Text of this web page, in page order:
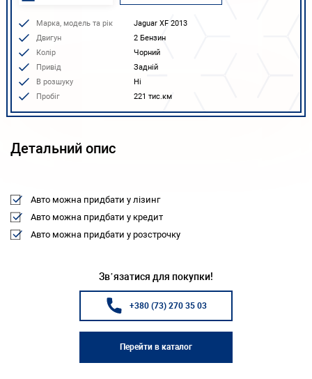
Зв’язатися для покупки!
+380 (73) 270 35 03
Перейти в каталог
Авто можна придбати у лізинг
Авто можна придбати у кредит
Авто можна придбати у розстрочку
Марка, модель та рік
Jaguar XF 2013
Двигун
2 Бензин
Колір
Чорний
Привід
Задній
В розшуку
Ні
Пробіг
221 тис.км
Детальний опис